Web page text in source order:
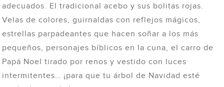
adecuados. El tradicional acebo y sus bolitas rojas.
Velas de colores, guirnaldas con reflejos mágicos,
estrellas parpadeantes que hacen soñar a los más
pequeños, personajes bíblicos en la cuna, el carro de
Papá Noel tirado por renos y vestido con luces
intermitentes… ¡para que tu árbol de Navidad esté